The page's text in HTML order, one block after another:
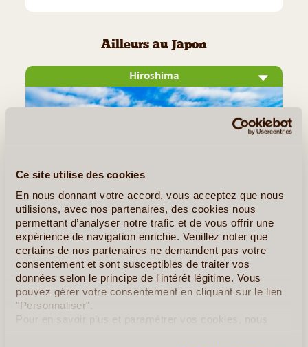
Ce site utilise des cookies
En nous donnant votre accord, vous acceptez que nous
utilisions, avec nos partenaires, des cookies nous
permettant d’analyser notre trafic et de vous offrir une
expérience de navigation enrichie. Veuillez noter que
certains de nos partenaires ne demandent pas votre
consentement et sont susceptibles de traiter vos
données selon le principe de l'intérêt légitime. Vous
pouvez gérer votre consentement en cliquant sur le lien
"Personnaliser".
Pour en savoir plus et paramétrer vos cookies, nous
Ailleurs au Japon
Hiroshima
Tristement célèbre pour son histoire mouvementée,
Hiroshima a su se relever du bombardement nucléaire avec
brio. Cette ville nouvelle entièrement reconstruite après la
Seconde Guerre Mondiale est aujourd’hui l'une des villes les